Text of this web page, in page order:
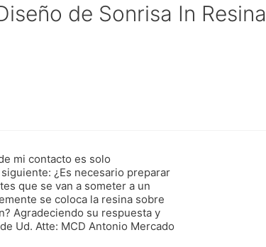
de Sonrisa In Resina
mi contacto es solo
¿Es necesario preparar
que se van a someter a un
se coloca la resina sobre
Agradeciendo su respuesta y
Ud. Atte: MCD Antonio Mercado